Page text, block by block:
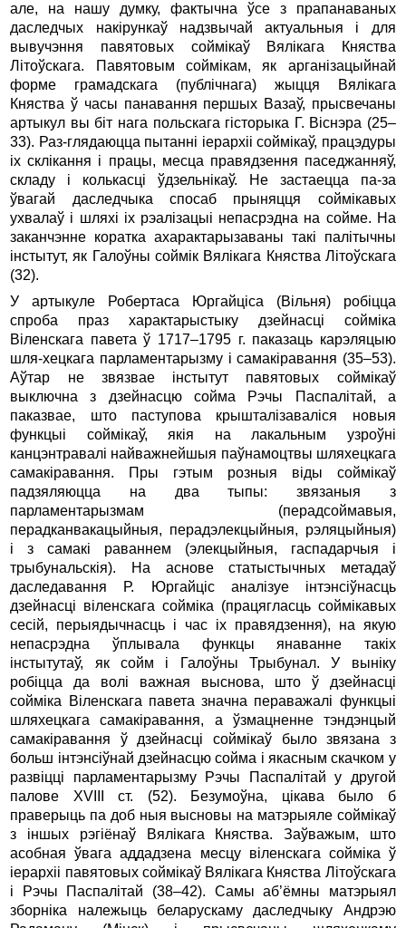
але, на нашу думку, фактычна ўсе з прапанаваных
даследчых накірункаў надзвычай актуальныя і для
вывучэння павятовых соймікаў Вялікага Княства
Літоўскага. Павятовым соймікам, як арганізацыйнай
форме грамадскага (публічнага) жыцця Вялікага
Княства ў часы панавання першых Вазаў, прысвечаны
артыкул вы біт нага польскага гісторыка Г. Віснэра (25–
33). Раз-глядаюцца пытанні іерархіі соймікаў, працэдуры
іх склікання і працы, месца правядзення паседжанняў,
складу і колькасці ўдзельнікаў. Не застаецца па-за
ўвагай даследчыка спосаб прыняцця соймікавых
ухвалаў і шляхі іх рэалізацыі непасрэдна на сойме. На
заканчэнне коратка ахарактарызаваны такі палітычны
інстытут, як Галоўны соймік Вялікага Княства Літоўскага
(32).
У артыкуле Робертаса Юргайціса (Вільня) робіцца
спроба праз характарыстыку дзейнасці сойміка
Віленскага павета ў 1717–1795 г. паказаць карэляцыю
шля-хецкага парламентарызму і самакіравання (35–53).
Аўтар не звязвае інстытут павятовых соймікаў
выключна з дзейнасцю сойма Рэчы Паспалітай, а
паказвае, што паступова крышталізаваліся новыя
функцыі соймікаў, якія на лакальным узроўні
канцэнтравалі найважнейшыя паўнамоцтвы шляхецкага
самакіравання. Пры гэтым розныя віды соймікаў
падзяляюцца на два тыпы: звязаныя з
парламентарызмам (перадсоймавыя,
перадканвакацыйныя, перадэлекцыйныя, рэляцыйныя)
і з самакі раваннем (элекцыйныя, гаспадарчыя і
трыбунальскія). На аснове статыстычных метадаў
даследавання Р. Юргайціс аналізуе інтэнсіўнасць
дзейнасці віленскага сойміка (працягласць соймікавых
сесій, перыядычнасць і час іх правядзення), на якую
непасрэдна ўплывала функцы янаванне такіх
інстытутаў, як сойм і Галоўны Трыбунал. У выніку
робіцца да волі важная выснова, што ў дзейнасці
сойміка Віленскага павета значна пераважалі функцыі
шляхецкага самакіравання, а ўзмацненне тэндэнцый
самакіравання ў дзейнасці соймікаў было звязана з
больш інтэнсіўнай дзейнасцю сойма і якасным скачком у
развіцці парламентарызму Рэчы Паспалітай у другой
палове XVIII ст. (52). Безумоўна, цікава было б
праверыць па доб ныя высновы на матэрыяле соймікаў
з іншых рэгіёнаў Вялікага Княства. Заўважым, што
асобная ўвага аддадзена месцу віленскага сойміка ў
іерархіі павятовых соймікаў Вялікага Княства Літоўскага
і Рэчы Паспалітай (38–42). Самы аб’ёмны матэрыял
зборніка належыць беларускаму даследчыку Андрэю